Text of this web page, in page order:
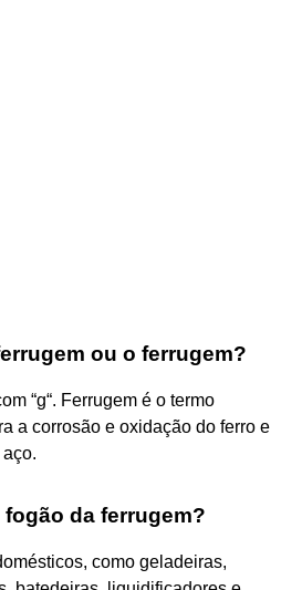
ou o ferrugem?
“g“. Ferrugem é o termo
a corrosão e oxidação do ferro e
da ferrugem?
como geladeiras,